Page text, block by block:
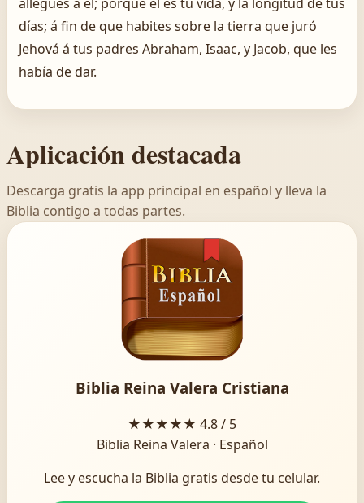
días; á fin de que habites sobre la tierra que juró
Jehová á tus padres Abraham, Isaac, y Jacob, que les
había de dar.
Aplicación destacada
Descarga gratis la app principal en español y lleva la
Biblia contigo a todas partes.
Biblia Reina Valera Cristiana
★★★★★ 4.8 / 5
Biblia Reina Valera · Español
Lee y escucha la Biblia gratis desde tu celular.